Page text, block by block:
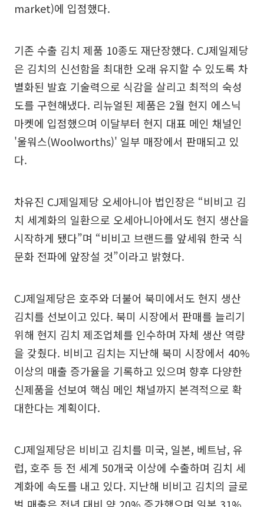
market)에 입점했다.
기존 수출 김치 제품 10종도 재단장했다. CJ제일제당
은 김치의 신선함을 최대한 오래 유지할 수 있도록 차
별화된 발효 기술력으로 식감을 살리고 최적의 숙성
도를 구현해냈다. 리뉴얼된 제품은 2월 현지 에스닉
마켓에 입점했으며 이달부터 현지 대표 메인 채널인
'울워스(Woolworths)' 일부 매장에서 판매되고 있
다.
차유진 CJ제일제당 오세아니아 법인장은 “비비고 김
치 세계화의 일환으로 오세아니아에서도 현지 생산을
시작하게 됐다”며 “비비고 브랜드를 앞세워 한국 식
문화 전파에 앞장설 것”이라고 밝혔다.
CJ제일제당은 호주와 더불어 북미에서도 현지 생산
김치를 선보이고 있다. 북미 시장에서 판매를 늘리기
위해 현지 김치 제조업체를 인수하며 자체 생산 역량
을 갖췄다. 비비고 김치는 지난해 북미 시장에서 40%
이상의 매출 증가율을 기록하고 있으며 향후 다양한
신제품을 선보여 핵심 메인 채널까지 본격적으로 확
대한다는 계획이다.
CJ제일제당은 비비고 김치를 미국, 일본, 베트남, 유
럽, 호주 등 전 세계 50개국 이상에 수출하며 김치 세
계화에 속도를 내고 있다. 지난해 비비고 김치의 글로